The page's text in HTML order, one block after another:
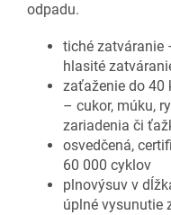
odpadu.
tiché zatváranie
hlasité
zaťaženie do 40
– cukor, múku,
zariadenia či
osvedčená,
60 000 cyklov
plnovýsuv v
úplné vysunutie